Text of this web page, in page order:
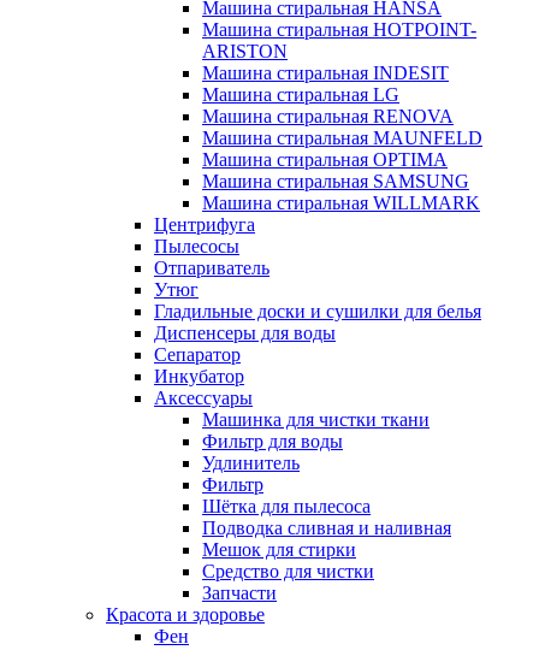
Машина стиральная HANSA
Машина стиральная HOTPOINT-
ARISTON
Машина стиральная INDESIT
Машина стиральная LG
Машина стиральная RENOVA
Машина стиральная MAUNFELD
Машина стиральная OPTIMA
Машина стиральная SAMSUNG
Машина стиральная WILLMARK
Центрифуга
Пылесосы
Отпариватель
Утюг
Гладильные доски и сушилки для белья
Диспенсеры для воды
Сепаратор
Инкубатор
Аксессуары
Машинка для чистки ткани
Фильтр для воды
Удлинитель
Фильтр
Шётка для пылесоса
Подводка сливная и наливная
Мешок для стирки
Средство для чистки
Запчасти
Красота и здоровье
Фен